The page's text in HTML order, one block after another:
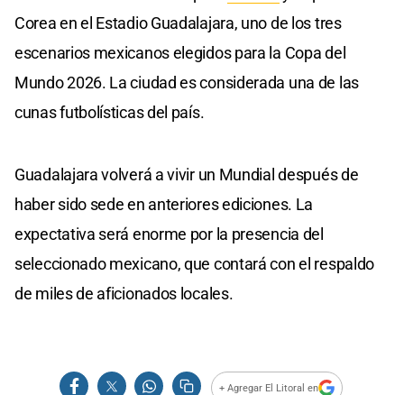
Corea en el Estadio Guadalajara, uno de los tres
escenarios mexicanos elegidos para la Copa del
Mundo 2026. La ciudad es considerada una de las
cunas futbolísticas del país.
Guadalajara volverá a vivir un Mundial después de
haber sido sede en anteriores ediciones. La
expectativa será enorme por la presencia del
seleccionado mexicano, que contará con el respaldo
de miles de aficionados locales.
+ Agregar El Litoral en